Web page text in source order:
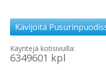
Kävijöitä
Käyntejä kotisivuilla:
6349601 kpl